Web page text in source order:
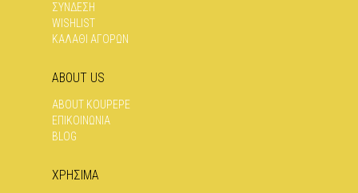
ΣΥΝΔΕΣΗ
WISHLIST
ΚΑΛΑΘΙ ΑΓΟΡΩΝ
ABOUT US
ABOUT KOUPEPE
ΕΠΙΚΟΙΝΩΝΊΑ
BLOG
ΧΡΗΣΙΜΑ